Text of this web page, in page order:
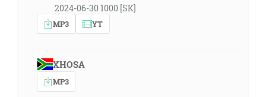
2024-06-30 1000 [SK]
MP3 YT
XHOSA
MP3